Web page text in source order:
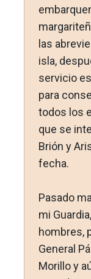
las
isla,
servicio
para
todos los
que se
Brión y
fecha.
Pasado
mi
hombres,
General
Morillo y